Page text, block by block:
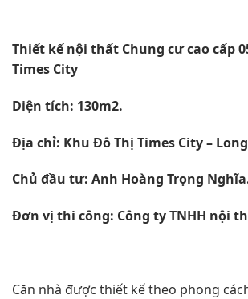
Thiết kế nội thất Chung cư cao cấp
Times City
Diện tích: 130m2.
Địa chỉ: Khu Đô Thị Times City –
Chủ đầu tư: Anh Hoàng Trọng
Đơn vị thi công: Công ty TNHH nội
Căn nhà được thiết kế theo phong